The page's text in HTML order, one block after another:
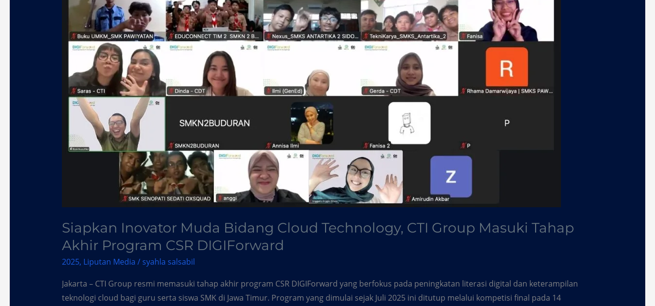
Siapkan Inovator Muda Bidang Cloud Technology, CTI Group Masuki Tahap
Akhir Program CSR DIGIForward
2025, Liputan Media / syahla salsabil
Jakarta – CTI Group resmi memasuki tahap akhir program CSR DIGIForward yang berfokus pada peningkatan literasi digital dan keterampilan
teknologi cloud bagi guru serta siswa SMK di Jawa Timur. Program yang dimulai sejak Juli 2025 ini ditutup melalui kompetisi final pada 14
Technology,
Group
Masuki
Akhir
Program
CSR
DIGIForward